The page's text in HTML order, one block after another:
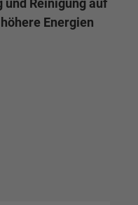
und Reinigung auf
Energien